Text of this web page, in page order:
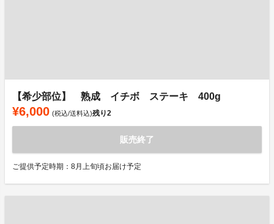
【希少部位】 熟成 イチボ ステーキ 400g
¥6,000 (税込/送料込)残り2
販売終了
ご提供予定時期：8月上旬頃お届け予定